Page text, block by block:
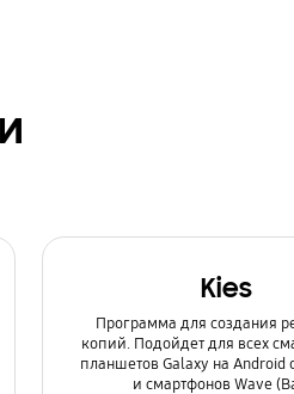
Kies
Программа для создания
копий. Подойдет для всех
планшетов Galaxy на Android
и смартфонов Wave